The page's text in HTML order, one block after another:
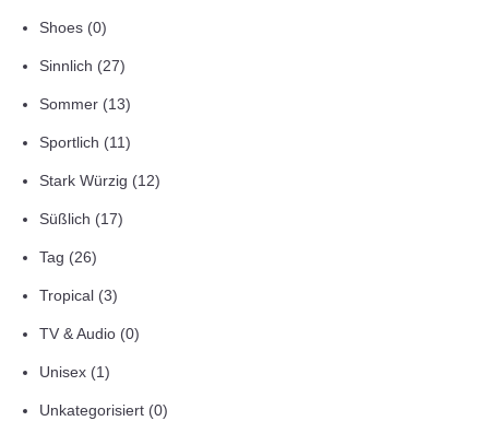
Shoes (0)
Sinnlich (27)
Sommer (13)
Sportlich (11)
Stark Würzig (12)
Süßlich (17)
Tag (26)
Tropical (3)
TV & Audio (0)
Unisex (1)
Unkategorisiert (0)